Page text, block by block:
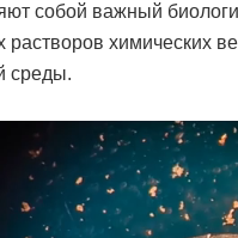
собой важный
растворов химических
среды.